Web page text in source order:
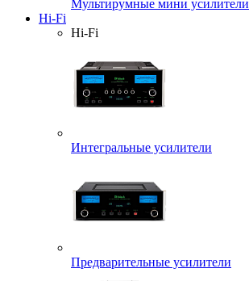
Мультирумные мини усилители
Hi-Fi
Hi-Fi
Интегральные усилители
Предварительные усилители